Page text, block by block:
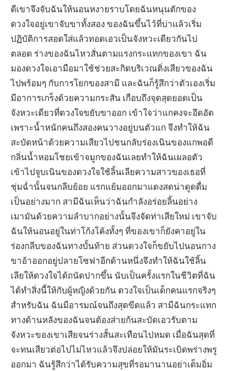
ดีเขาจึงจับฉันให้นอนหงายราบโดยฉันหนุนตักของ
ดวงใจอยู่เขาจับขาทั้งสอง ของฉันขึ้นไว้ที่บ่าแล้วเริ่ม
ปฏิบัติการสอดใส่แล้วทอดเอวเป็นจังหวะเดียวกันไป
ตลอด ร่างของฉันไหวสั่นตามแรงกระแทกของเขา ฉัน
มองดวงใจเอามือมาใช้ช่วยสะกิดบริเวณติ่งเสียวของฉัน
ไปพร้อมๆ กับการโยกของสามี และฉันก็รู้สึกว่าตัวเองเริ่ม
มีอาการเกร็งด้วยความกระสัน เกือบถึงจุดสุดยอดเป็น
จังหวะเดียวที่ดวงใจขยับขาออก เข้าใจว่าแกคงจะอึดอัด
เพราะน้ำหนักคนถึงสองคนวางอยู่บนตัวแก จึงทำให้ฉัน
สะบัดหน้าด้วยความเสียวไปชนกลับร่องเนินของแกพอดี
กลิ่นน้ำหอมโชยเข้าจมูกของฉันเลยทำให้ฉันเผลอตัว
เข้าไปจูบเนินของดวงใจใช้ลิ้นเลียความสาวของเธอที่
ชุ่มฉ่ำนั้นจนกลีบย้อย แรกแย้มออกมาแดงสดน่าดูดดื่ม
เป็นอย่างมาก สามีฉันเห็นว่าฉันกำลังอร่อยลิ้นอย่าง
เมามันด้วยความลำบากอย่างนั้นจึงจัดท่าเสียใหม่ เขาจับ
ฉันให้นอนอยู่ในท่าโก้งโค้งทั้งๆ ที่ของเขาก็ยังคาอยู่ใน
ร่องกลีบของฉันทางบั้นท้าย ส่วนดวงใจก็ขยับไปนอนกาง
ขาอ้าออกอยู่ปลายโซฟาอีกด้านหนึ่งจึงทำให้ฉันใช้ลิ้น
เลียให้ดวงใจได้ถนัดปากขึ้น นับเป็นครั้งแรกในชีวิตที่ฉัน
ได้ทำสิ่งนี้ให้กับผู้หญิงด้วยกัน ดวงใจเป็นเด็กคนแรกจริงๆ
สำหรับฉัน ฉันมีอารมณ์จนถึงสุดขีดแล้ว สามีฉันกระแทก
ทางด้านหลังของฉันจนต้องส่ายก้นสะบัดเอวรับตาม
จังหวะของเขาเสียจนร่างสั้นสะเทือนไปหมด เมื่อฉันสุดที่
จะทนเสียวต่อไปไม่ไหวแล้วจึงปล่อยให้มันระเบิดพร่างพรู
ออกมา ฉันรู้สึกว่าได้รับความสุขที่รอมานานอย่าเต็มอิ่ม